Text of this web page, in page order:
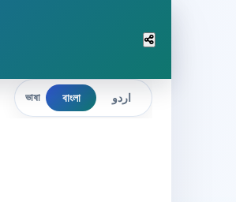
ভাষা বাংলা اردو